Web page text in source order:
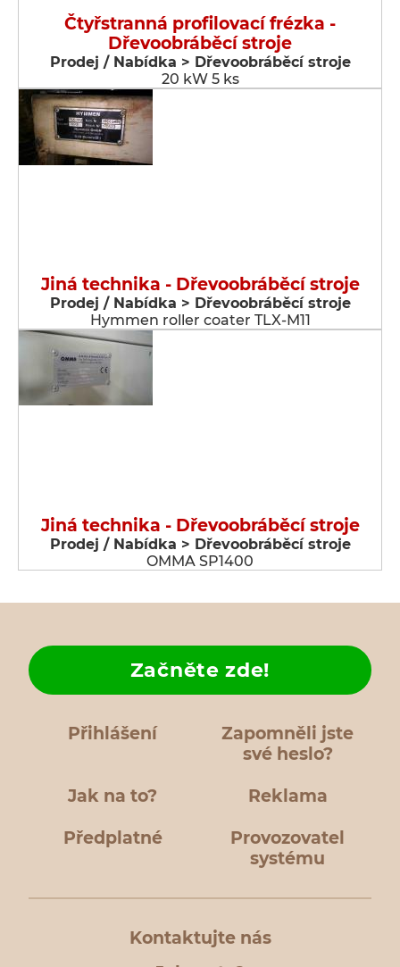
Čtyřstranná profilovací frézka -
Dřevoobráběcí stroje
Prodej / Nabídka > Dřevoobráběcí stroje
20 kW 5 ks
Jiná technika - Dřevoobráběcí stroje
Prodej / Nabídka > Dřevoobráběcí stroje
Hymmen roller coater TLX-M11
Jiná technika - Dřevoobráběcí stroje
Prodej / Nabídka > Dřevoobráběcí stroje
OMMA SP1400
Přihlášení
Zapomněli jste
své heslo?
Jak na to?
Začněte zde!
Reklama
Předplatné
Provozovatel
systému
Kontaktujte nás